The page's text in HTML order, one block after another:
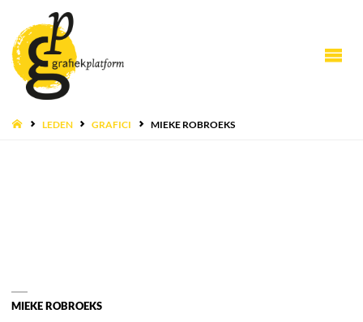
HOMELEDEN GRAFICI MIEKE ROBROEKS
MIEKE ROBROEKS